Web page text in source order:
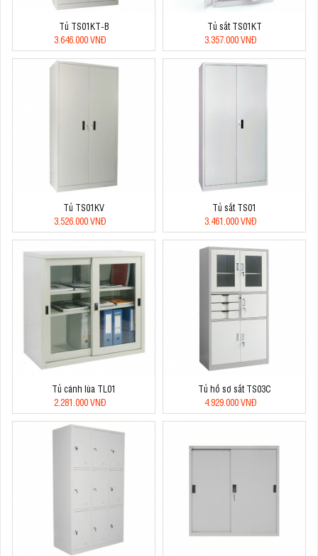
Tủ TS01KT-B
3.646.000 VNĐ
Tủ sắt TS01KT
3.357.000 VNĐ
Tủ TS01KV
3.526.000 VNĐ
Tủ sắt TS01
3.461.000 VNĐ
Tủ cánh lùa TL01
2.281.000 VNĐ
Tủ hồ sơ sắt TS03C
4.929.000 VNĐ